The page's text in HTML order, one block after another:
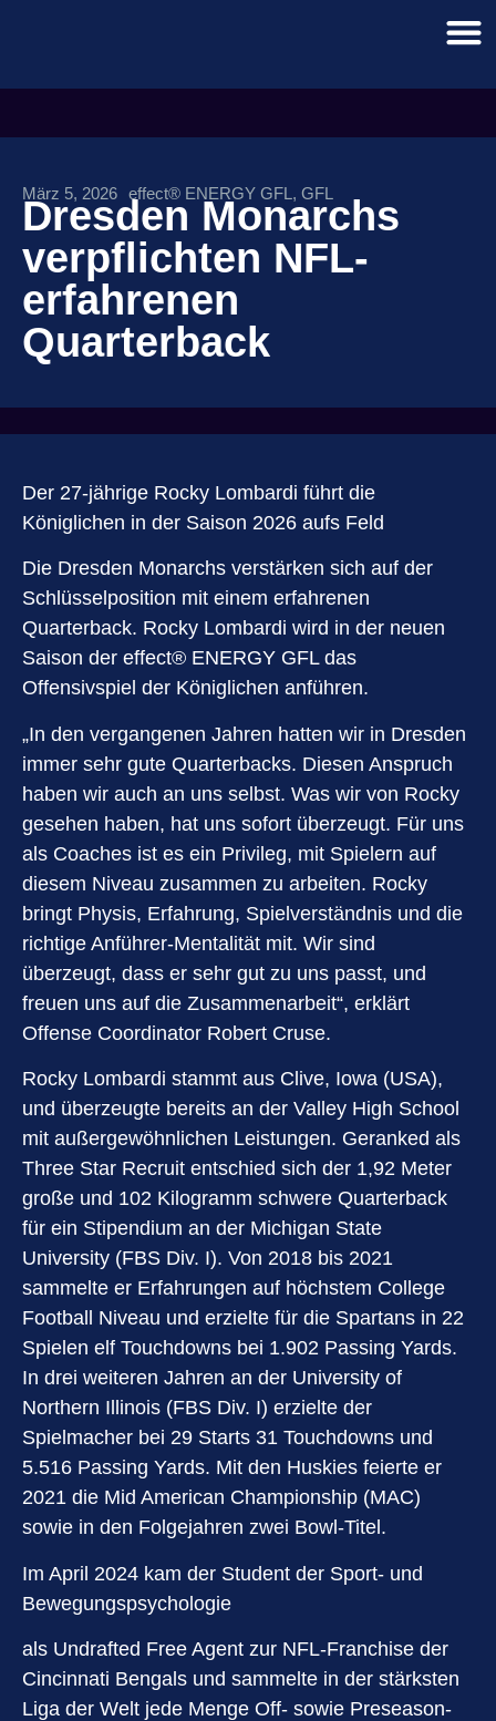
März 5, 2026 effect® ENERGY GFL , GFL
Dresden Monarchs
verpflichten NFL-
erfahrenen
Quarterback
Der 27-jährige Rocky Lombardi führt die
Königlichen in der Saison 2026 aufs Feld
Die Dresden Monarchs verstärken sich auf der
Schlüsselposition mit einem erfahrenen
Quarterback. Rocky Lombardi wird in der neuen
Saison der effect®️ ENERGY GFL das
Offensivspiel der Königlichen anführen.
„In den vergangenen Jahren hatten wir in Dresden
immer sehr gute Quarterbacks. Diesen Anspruch
haben wir auch an uns selbst. Was wir von Rocky
gesehen haben, hat uns sofort überzeugt. Für uns
als Coaches ist es ein Privileg, mit Spielern auf
diesem Niveau zusammen zu arbeiten. Rocky
bringt Physis, Erfahrung, Spielverständnis und die
richtige Anführer-Mentalität mit. Wir sind
überzeugt, dass er sehr gut zu uns passt, und
freuen uns auf die Zusammenarbeit“, erklärt
Offense Coordinator Robert Cruse.
Rocky Lombardi stammt aus Clive, Iowa (USA),
und überzeugte bereits an der Valley High School
mit außergewöhnlichen Leistungen. Geranked als
Three Star Recruit entschied sich der 1,92 Meter
große und 102 Kilogramm schwere Quarterback
für ein Stipendium an der Michigan State
University (FBS Div. I). Von 2018 bis 2021
sammelte er Erfahrungen auf höchstem College
Football Niveau und erzielte für die Spartans in 22
Spielen elf Touchdowns bei 1.902 Passing Yards.
In drei weiteren Jahren an der University of
Northern Illinois (FBS Div. I) erzielte der
Spielmacher bei 29 Starts 31 Touchdowns und
5.516 Passing Yards. Mit den Huskies feierte er
2021 die Mid American Championship (MAC)
sowie in den Folgejahren zwei Bowl-Titel.
Im April 2024 kam der Student der Sport- und
Bewegungspsychologie
als Undrafted Free Agent zur NFL-Franchise der
Cincinnati Bengals und sammelte in der stärksten
Liga der Welt jede Menge Off- sowie Preseason-